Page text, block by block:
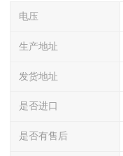
电压
生产地址
发货地址
是否进口
是否有售后